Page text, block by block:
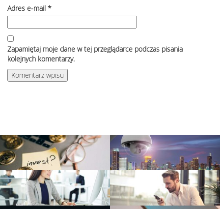
Adres e-mail *
Zapamiętaj moje dane w tej przeglądarce podczas pisania
kolejnych komentarzy.